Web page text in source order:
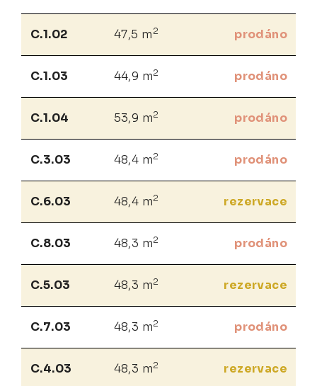
C.1.02 47,5 m 2 prodáno
C.1.03 44,9 m2 prodáno
C.1.04 53,9 m2 prodáno
C.3.03 48,4 m2 prodáno
C.6.03 48,4 m2 rezervace
C.8.03 48,3 m2 prodáno
C.5.03 48,3 m2 rezervace
C.7.03 48,3 m2 prodáno
C.4.03 48,3 m2 rezervace